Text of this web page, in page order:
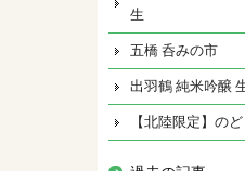
生
五橋 呑みの市
出羽鶴 純米吟醸
【北陸限定】の